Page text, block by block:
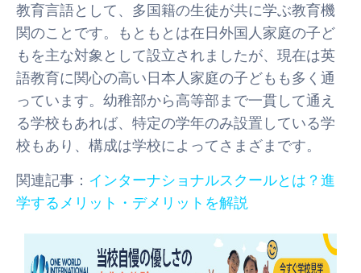
教育言語として、多国籍の生徒が共に学ぶ教育機
関のことです。もともとは在日外国人家庭の子ど
もを主な対象として設立されましたが、現在は英
語教育に関心の高い日本人家庭の子どもも多く通
っています。幼稚部から高等部まで一貫して通え
る学校もあれば、特定の学年のみ設置している学
校もあり、構成は学校によってさまざまです。
関連記事： インターナショナルスクールとは？進
学するメリット・デメリットを解説